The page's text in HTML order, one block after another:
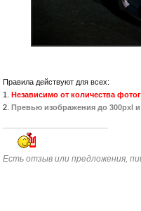
Правила действуют для всех:
1. Независимо от количества
2. Превью изображения до 300pxl
Есть отзыв или предложения,